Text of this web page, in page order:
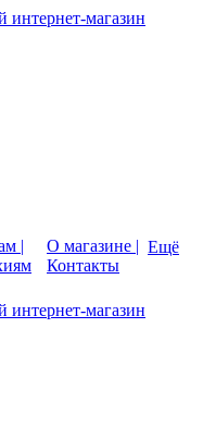
|
О магазине |
Контакты
Ещё